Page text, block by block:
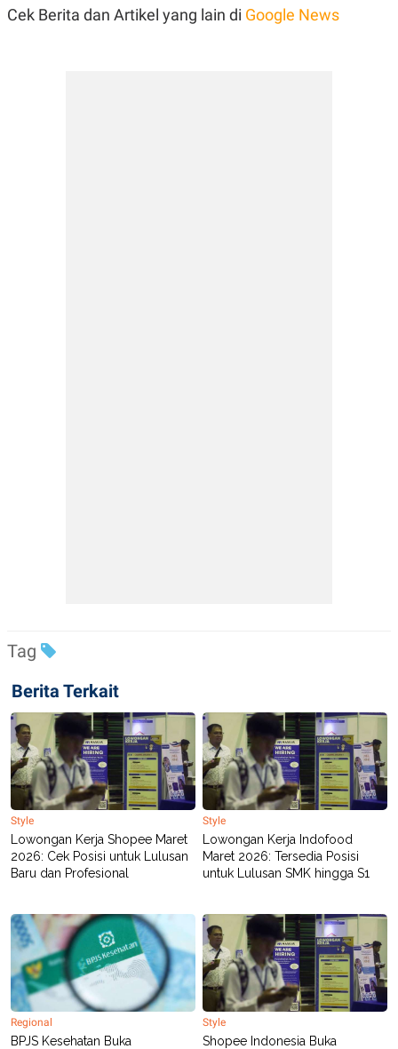
Cek Berita dan Artikel yang lain di Google News
Tag
Berita Terkait
Style
Lowongan Kerja Shopee Maret
2026: Cek Posisi untuk Lulusan
Baru dan Profesional
Style
Lowongan Kerja Indofood
Maret 2026: Tersedia Posisi
untuk Lulusan SMK hingga S1
Regional
BPJS Kesehatan Buka
Style
Shopee Indonesia Buka